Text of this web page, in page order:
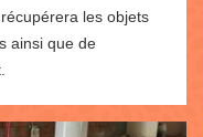
les objets
ainsi que de